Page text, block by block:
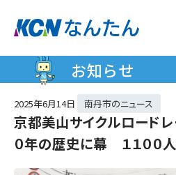
お知らせ
2025年6月14日 南丹市のニュース
京都美山サイクルロード
０年の歴史に幕 １１００